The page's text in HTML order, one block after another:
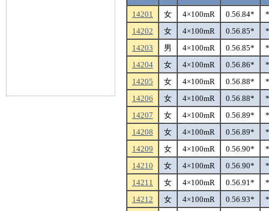
14201 女 4×100mR 0.56.84*
*
14202
女 4×100mR 0.56.85*
*
14203
男 4×100mR 0.56.85*
*
14204
女 4×100mR 0.56.86*
*
14205
女 4×100mR 0.56.88*
*
14206
女 4×100mR 0.56.88*
*
14207
女 4×100mR 0.56.89*
*
14208
女 4×100mR 0.56.89*
*
14209
女 4×100mR 0.56.90*
*
14210
女 4×100mR 0.56.90*
*
14211
女 4×100mR 0.56.91*
*
14212
女 4×100mR 0.56.93*
*